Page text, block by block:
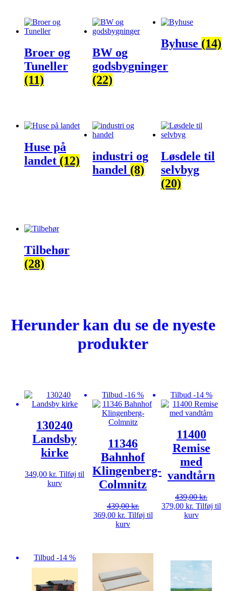
Broer og
Tuneller
(11)
BW og
godsbygninger
(22)
Byhuse (14)
Huse på
landet (12)
industri og
handel (8)
Løsdele til
selvbyg
(20)
Tilbehør
(28)
Herunder kan du se de nyeste
produkter
130240
Landsby
kirke
349,00kr. Tilføj til
kurv
Tilbud -16 %
11346
Bahnhof
Klingenberg-
Colmnitz
439,00kr.
Den
oprindelige
369,00 kr. Den
aktuelle
Tilføj til
kurv
Tilbud -14 %
11400
Remise
med
vandtårn
439,00kr.
Den
oprindelige
379,00kr. Den
aktuelle
Tilføj til
kurv
Tilbud -14 %